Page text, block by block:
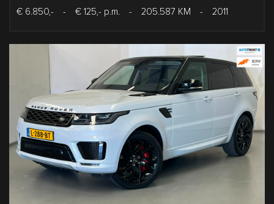
€ 6.850,- - € 125,- p.m. - 205.587 KM - 2011